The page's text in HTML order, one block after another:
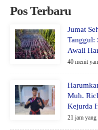
Pos Terbaru
Jumat
Tanggul:
Awali
40 menit
Muh.
Kejurda
21 jam yang